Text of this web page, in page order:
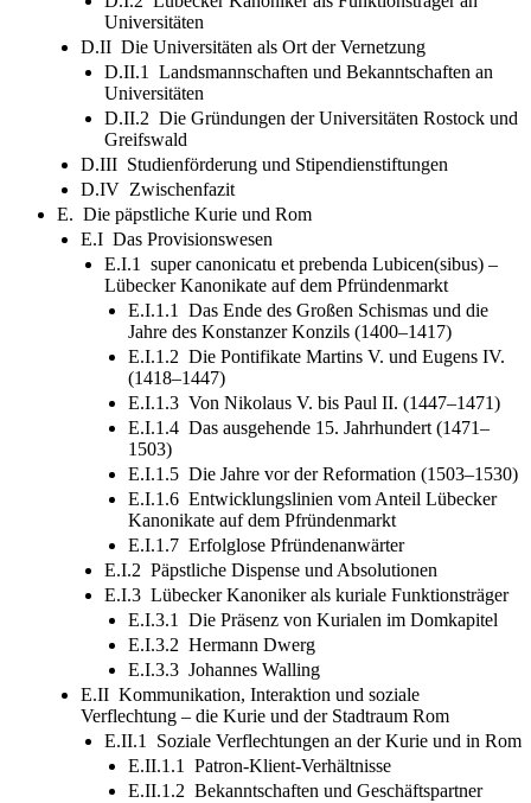
Universitäten
D.II Die Universitäten als Ort der Vernetzung
D.II.1 Landsmannschaften und Bekanntschaften an
Universitäten
D.II.2 Die Gründungen der Universitäten Rostock und
Greifswald
D.III Studienförderung und Stipendienstiftungen
D.IV Zwischenfazit
E. Die päpstliche Kurie und Rom
E.I Das Provisionswesen
E.I.1 super canonicatu et prebenda Lubicen(sibus) –
Lübecker Kanonikate auf dem Pfründenmarkt
E.I.1.1 Das Ende des Großen Schismas und die
Jahre des Konstanzer Konzils (1400–1417)
E.I.1.2 Die Pontifikate Martins V. und Eugens IV.
(1418–1447)
E.I.1.3 Von Nikolaus V. bis Paul II. (1447–1471)
E.I.1.4 Das ausgehende 15. Jahrhundert (1471–
1503)
E.I.1.5 Die Jahre vor der Reformation (1503–1530)
E.I.1.6 Entwicklungslinien vom Anteil Lübecker
Kanonikate auf dem Pfründenmarkt
E.I.1.7 Erfolglose Pfründenanwärter
E.I.2 Päpstliche Dispense und Absolutionen
E.I.3 Lübecker Kanoniker als kuriale Funktionsträger
E.I.3.1 Die Präsenz von Kurialen im Domkapitel
E.I.3.2 Hermann Dwerg
E.I.3.3 Johannes Walling
E.II Kommunikation, Interaktion und soziale
Verflechtung – die Kurie und der Stadtraum Rom
E.II.1 Soziale Verflechtungen an der Kurie und in Rom
E.II.1.1 Patron-Klient-Verhältnisse
E.II.1.2 Bekanntschaften und Geschäftspartner